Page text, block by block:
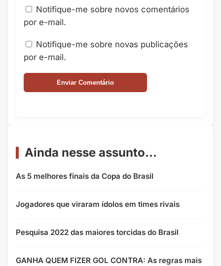
Notifique-me sobre novos comentários
por e-mail.
Notifique-me sobre novas publicações
por e-mail.
Ainda nesse assunto...
As 5 melhores finais da Copa do Brasil
Jogadores que viraram ídolos em times rivais
Pesquisa 2022 das maiores torcidas do Brasil
GANHA QUEM FIZER GOL CONTRA: As regras mais